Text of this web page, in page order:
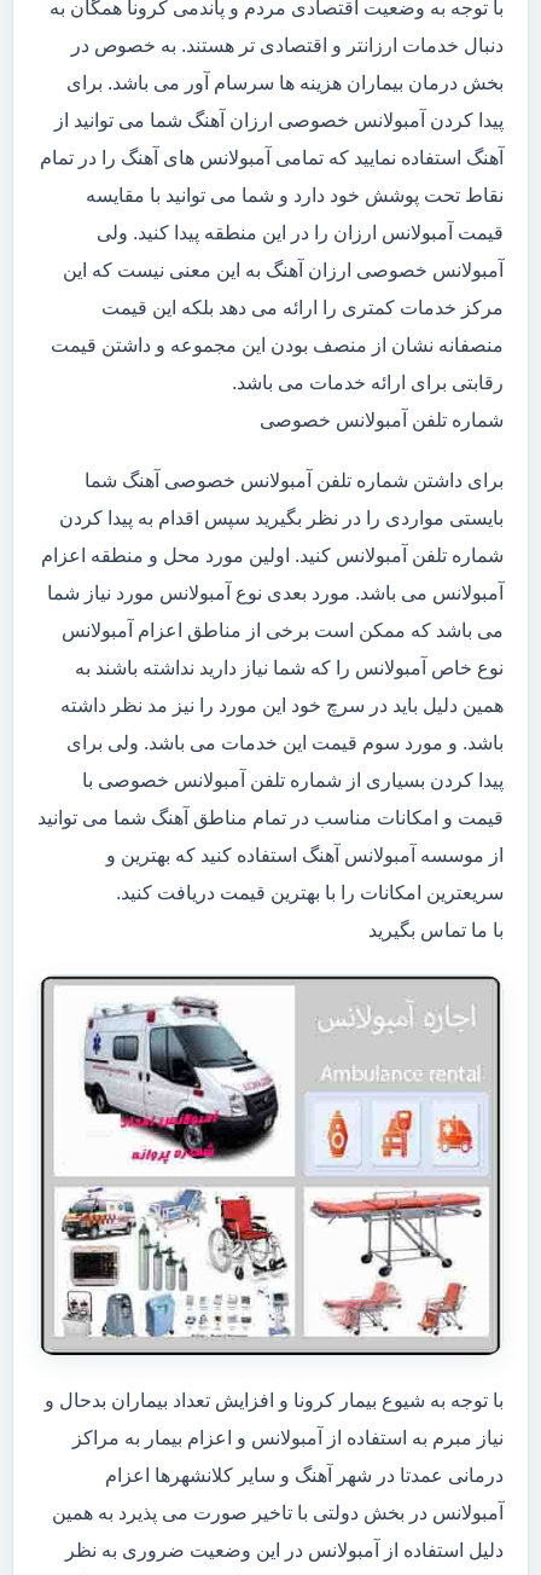
با توجه به وضعیت اقتصادی مردم و پاندمی کرونا همگان به
دنبال خدمات ارزانتر و اقتصادی تر هستند. به خصوص در
بخش درمان بیماران هزینه ها سرسام آور می باشد. برای
پیدا کردن آمبولانس خصوصی ارزان آهنگ شما می توانید از
آهنگ استفاده نمایید که تمامی آمبولانس های آهنگ را در تمام
نقاط تحت پوشش خود دارد و شما می توانید با مقایسه
قیمت آمبولانس ارزان را در این منطقه پیدا کنید. ولی
آمبولانس خصوصی ارزان آهنگ به این معنی نیست که این
مرکز خدمات کمتری را ارائه می دهد بلکه این قیمت
منصفانه نشان از منصف بودن این مجموعه و داشتن قیمت
رقابتی برای ارائه خدمات می باشد.
شماره تلفن آمبولانس خصوصی
برای داشتن شماره تلفن آمبولانس خصوصی آهنگ شما
بایستی مواردی را در نظر بگیرید سپس اقدام به پیدا کردن
شماره تلفن آمبولانس کنید. اولین مورد محل و منطقه اعزام
آمبولانس می باشد. مورد بعدی نوع آمبولانس مورد نیاز شما
می باشد که ممکن است برخی از مناطق اعزام آمبولانس
نوع خاص آمبولانس را که شما نیاز دارید نداشته باشند به
همین دلیل باید در سرچ خود این مورد را نیز مد نظر داشته
باشد. و مورد سوم قیمت این خدمات می باشد. ولی برای
پیدا کردن بسیاری از شماره تلفن آمبولانس خصوصی با
قیمت و امکانات مناسب در تمام مناطق آهنگ شما می توانید
از موسسه آمبولانس آهنگ استفاده کنید که بهترین و
سریعترین امکانات را با بهترین قیمت دریافت کنید.
با ما تماس بگیرید
با توجه به شیوع بیمار کرونا و افزایش تعداد بیماران بدحال و
نیاز مبرم به استفاده از آمبولانس و اعزام بیمار به مراکز
درمانی عمدتا در شهر آهنگ و سایر کلانشهرها اعزام
آمبولانس در بخش دولتی با تاخیر صورت می پذیرد به همین
دلیل استفاده از آمبولانس در این وضعیت ضروری به نظر